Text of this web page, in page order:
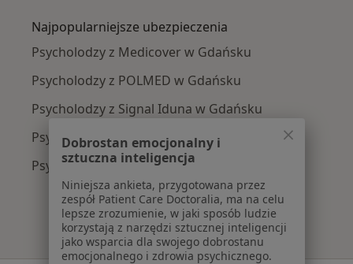
Najpopularniejsze ubezpieczenia
Psycholodzy z Medicover w Gdańsku
Psycholodzy z POLMED w Gdańsku
Psycholodzy z Signal Iduna w Gdańsku
Psycholodzy z JP MEDICA w Gdańsku
Psycholodzy z Enel-med w Gdańsku
Dobrostan emocjonalny i
sztuczna inteligencja
Niniejsza ankieta, przygotowana przez
zespół Patient Care Doctoralia, ma na celu
lepsze zrozumienie, w jaki sposób ludzie
korzystają z narzędzi sztucznej inteligencji
jako wsparcia dla swojego dobrostanu
emocjonalnego i zdrowia psychicznego.